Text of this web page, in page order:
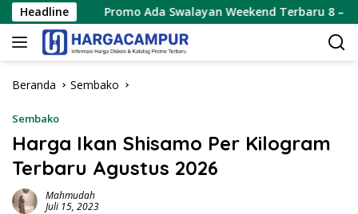
Langsung
ke
konten
Headline
Promo Ada Swalayan Weekend Terbaru 8 – 9 Agustus 2026
Beranda Sembako
Sembako
Harga Ikan Shisamo Per Kilogram
Terbaru Agustus 2026
Mahmudah
Juli 15, 2023